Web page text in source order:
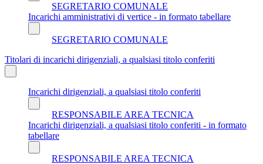
SEGRETARIO COMUNALE
Incarichi amministrativi di vertice - in formato tabellare
SEGRETARIO COMUNALE
Titolari di incarichi dirigenziali, a qualsiasi titolo conferiti
Incarichi dirigenziali, a qualsiasi titolo conferiti
RESPONSABILE AREA TECNICA
Incarichi dirigenziali, a qualsiasi titolo conferiti - in formato
tabellare
RESPONSABILE AREA TECNICA